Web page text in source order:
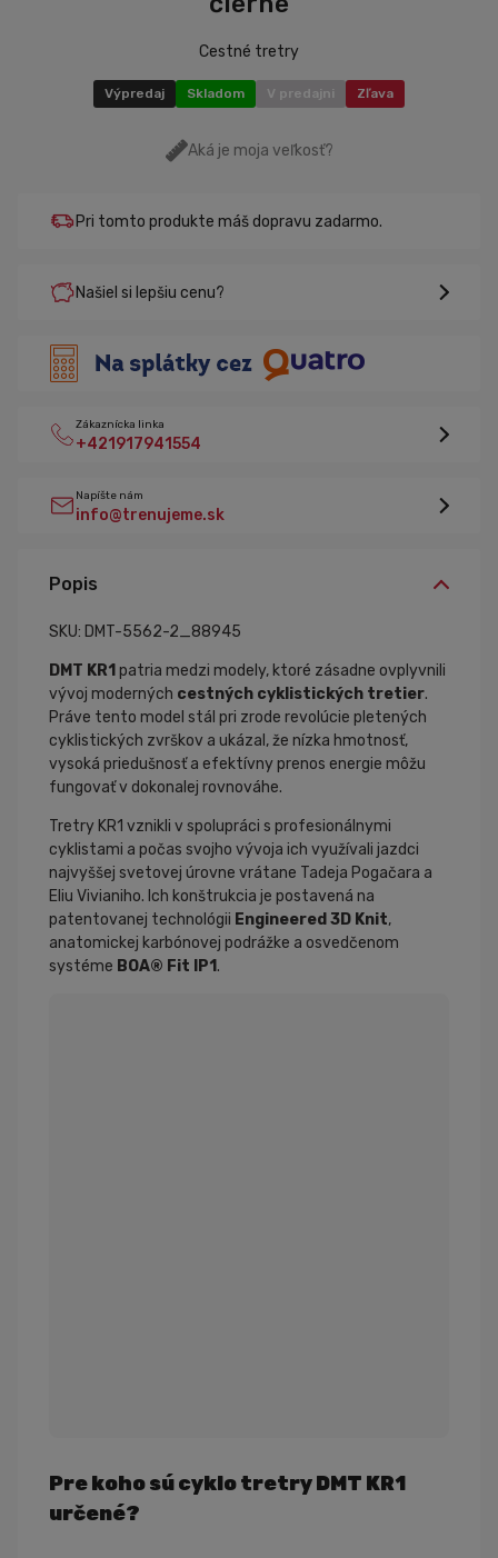
Cestné tretry
Výpredaj Skladom V predajni Zľava
Aká je moja veľkosť?
Pri tomto produkte máš dopravu zadarmo.
Našiel si lepšiu cenu?
Zákaznícka linka
+421917941554
Napíšte nám
info@trenujeme.sk
Popis
SKU: DMT-5562-2_88945
DMT KR1 patria medzi modely, ktoré zásadne ovplyvnili
vývoj moderných cestných cyklistických tretier.
Práve tento model stál pri zrode revolúcie pletených
cyklistických zvrškov a ukázal, že nízka hmotnosť,
vysoká priedušnosť a efektívny prenos energie môžu
fungovať v dokonalej rovnováhe.
Tretry KR1 vznikli v spolupráci s profesionálnymi
cyklistami a počas svojho vývoja ich využívali jazdci
najvyššej svetovej úrovne vrátane Tadeja Pogačara a
Eliu Vivianiho. Ich konštrukcia je postavená na
patentovanej technológii Engineered 3D Knit,
anatomickej karbónovej podrážke a osvedčenom
systéme BOA® Fit IP1 .
Pre koho sú cyklo tretry DMT KR1
určené?